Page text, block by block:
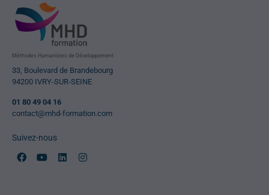
Méthodes Humanistes de Développement
33, Boulevard de Brandebourg
94200 IVRY-SUR-SEINE
01 80 49 04 16
contact@mhd-formation.com
Suivez-nous